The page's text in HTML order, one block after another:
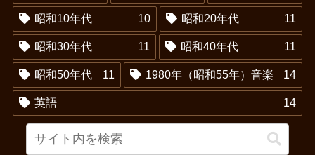
昭和10年代 10 昭和20年代 11
昭和30年代 11 昭和40年代 11
昭和50年代 11 1980年（昭和55年）音楽 14
英語 14